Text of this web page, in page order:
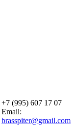
+7 (995) 607 17 07
Email:
brasspiter@gmail.com